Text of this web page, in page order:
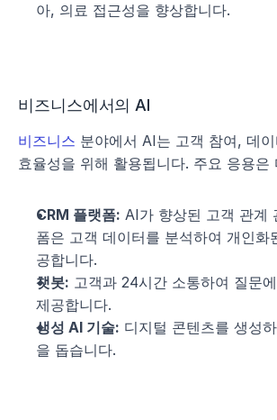
아, 의료 접근성을 향상합니다.
비즈니스에서의 AI
비즈니스 분야에서 AI는 고객 참여, 데
효율성을 위해 활용됩니다. 주요 응용은
CRM 플랫폼: AI가 향상된 고객 관계
폼은 고객 데이터를 분석하여 개인화
공합니다.
챗봇: 고객과 24시간 소통하여 질문
제공합니다.
생성 AI 기술: 디지털 콘텐츠를 생성
을 돕습니다.